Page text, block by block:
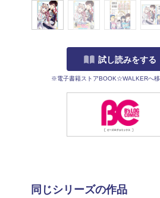
試し読みをする
※電子書籍ストアBOOK☆WALKERへ移
同じシリーズの作品